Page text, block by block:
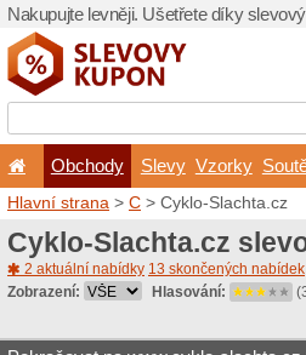
Nakupujte